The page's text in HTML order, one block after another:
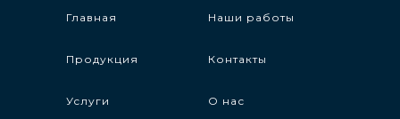
Главная
Продукция
Услуги
Наши работы
Контакты
О нас